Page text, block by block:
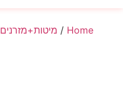
Home
/ מיטות+מזרנים